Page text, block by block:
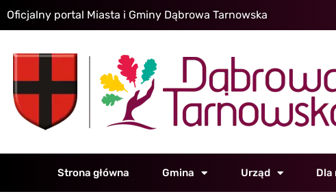
Oficjalny portal Miasta i Gminy Dąbrowa Tarnowska
Strona główna Gmina Urząd Dla